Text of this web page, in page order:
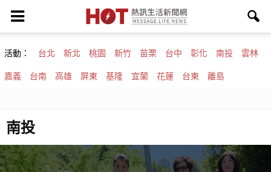
活動： 台北 新北 桃園 新竹 苗栗 台中 彰化 南投 雲林
嘉義 台南 高雄 屏東 基隆 宜蘭 花蓮 台東 離島
南投